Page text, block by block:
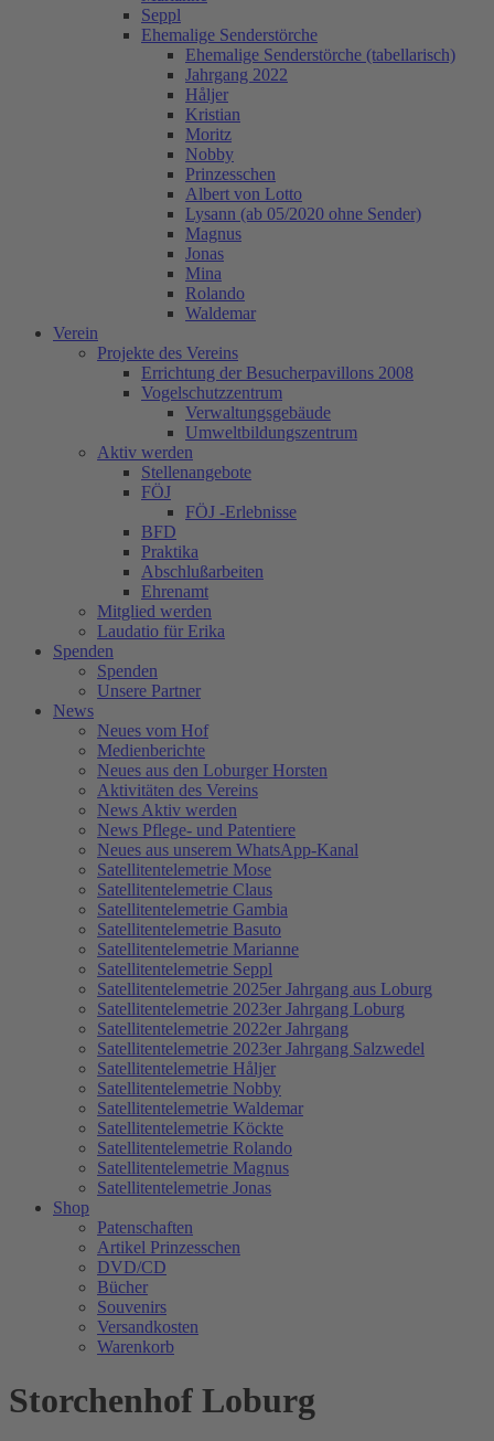
Seppl
Ehemalige Senderstörche
Ehemalige Senderstörche (tabellarisch)
Jahrgang 2022
Håljer
Kristian
Moritz
Nobby
Prinzesschen
Albert von Lotto
Lysann (ab 05/2020 ohne Sender)
Magnus
Jonas
Mina
Rolando
Waldemar
Verein
Projekte des Vereins
Errichtung der Besucherpavillons 2008
Vogelschutzzentrum
Verwaltungsgebäude
Umweltbildungszentrum
Aktiv werden
Stellenangebote
FÖJ
FÖJ -Erlebnisse
BFD
Praktika
Abschlußarbeiten
Ehrenamt
Mitglied werden
Laudatio für Erika
Spenden
Spenden
Unsere Partner
News
Neues vom Hof
Medienberichte
Neues aus den Loburger Horsten
Aktivitäten des Vereins
News Aktiv werden
News Pflege- und Patentiere
Neues aus unserem WhatsApp-Kanal
Satellitentelemetrie Mose
Satellitentelemetrie Claus
Satellitentelemetrie Gambia
Satellitentelemetrie Basuto
Satellitentelemetrie Marianne
Satellitentelemetrie Seppl
Satellitentelemetrie 2025er Jahrgang aus Loburg
Satellitentelemetrie 2023er Jahrgang Loburg
Satellitentelemetrie 2022er Jahrgang
Satellitentelemetrie 2023er Jahrgang Salzwedel
Satellitentelemetrie Håljer
Satellitentelemetrie Nobby
Satellitentelemetrie Waldemar
Satellitentelemetrie Köckte
Satellitentelemetrie Rolando
Satellitentelemetrie Magnus
Satellitentelemetrie Jonas
Shop
Patenschaften
Artikel Prinzesschen
DVD/CD
Bücher
Souvenirs
Versandkosten
Warenkorb
Storchenhof Loburg